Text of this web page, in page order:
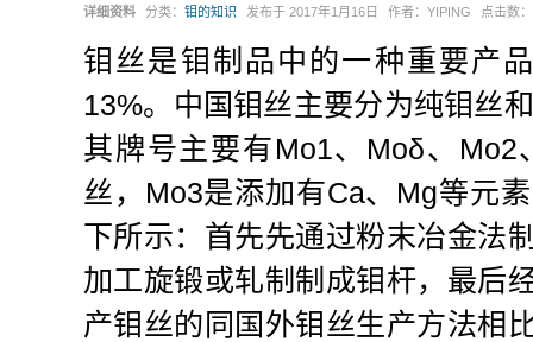
详细资料 分类： 钼的知识 发布于 2017年1月16日 作者： YIPING 点击数：
钼丝是钼制品中的一种重要产
13%。中国钼丝主要分为纯钼丝
其牌号主要有Mo1、Moδ、
丝，Mo3是添加有Ca、Mg等元
下所示：首先先通过粉末冶金法
加工旋锻或轧制制成钼杆，最后
产钼丝的同国外钼丝生产方法相